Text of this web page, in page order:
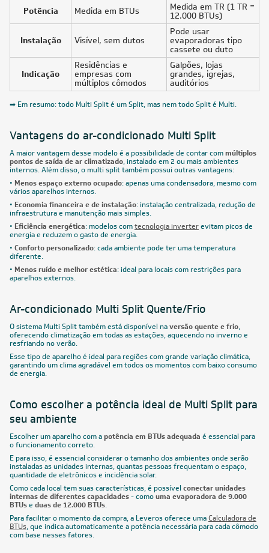
Potência
Medida em BTUs
Medida em TR (1 TR =
12.000 BTUs)
Instalação Visível, sem dutos
Pode usar
evaporadoras tipo
cassete ou duto
Indicação
Residências e
empresas com
múltiplos cômodos
Galpões, lojas
grandes, igrejas,
auditórios
➡ Em resumo: todo Multi Split é um Split, mas nem todo Split é Multi.
Vantagens do ar-condicionado Multi Split
A maior vantagem desse modelo é a possibilidade de contar commúltiplos
pontos de saída de ar climatizado, instalado em 2 ou mais ambientes
internos. Além disso, o multi split também possui outras vantagens:
• Menos espaço externo ocupado: apenas uma condensadora, mesmo com
vários aparelhos internos.
• Economia financeira e de instalação: instalação centralizada, redução de
infraestrutura e manutenção mais simples.
• Eficiência energética: modelos comtecnologia inverterevitam picos de
energia e reduzem o gasto de energia.
• Conforto personalizado: cada ambiente pode ter uma temperatura
diferente.
• Menos ruído e melhor estética: ideal para locais com restrições para
aparelhos externos.
Ar-condicionado Multi Split Quente/Frio
O sistema Multi Split também está disponível naversão quente e frio,
oferecendo climatização em todas as estações, aquecendo no inverno e
resfriando no verão.
Esse tipo de aparelho é ideal para regiões com grande variação climática,
garantindo um clima agradável em todos os momentos com baixo consumo
de energia.
Como escolher a potência ideal de Multi Split para
seu ambiente
Escolher um aparelho com apotência em BTUs adequada é essencial para
o funcionamento correto.
E para isso, é essencial considerar o tamanho dos ambientes onde serão
instaladas as unidades internas, quantas pessoas frequentam o espaço,
quantidade de eletrônicos e incidência solar.
Como cada local tem suas características, é possível conectar unidades
internas de diferentes capacidades- comouma evaporadora de 9.000
BTUse duas de 12.000 BTUs.
Para facilitar o momento da compra, a Leveros oferece umaCalculadora de
BTUs, que indica automaticamente a potência necessária para cada cômodo
com base nesses fatores.